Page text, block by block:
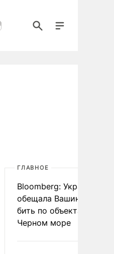
ГЛАВНОЕ
Bloomberg: Украина
обещала Вашингтону не
бить по объектам КТК в
Черном море